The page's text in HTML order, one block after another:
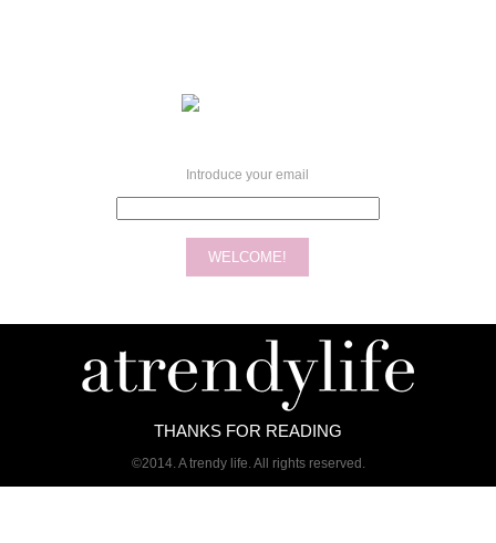
Introduce your email
THANKS FOR READING
©2014. A trendy life. All rights reserved.